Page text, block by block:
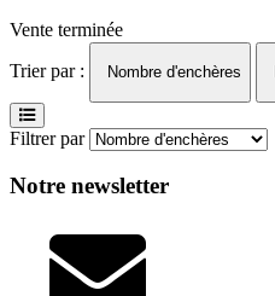
Vente terminée
Trier par :
Nombre d'enchères
Filtrer par
Notre newsletter